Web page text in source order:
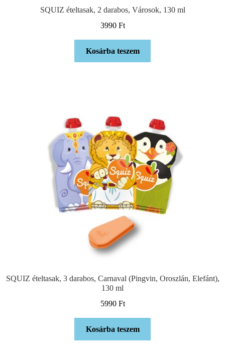
SQUIZ ételtasak, 2 darabos, Városok, 130 ml
3990 Ft
Kosárba teszem
SQUIZ ételtasak, 3 darabos, Carnaval (Pingvin, Oroszlán, Elefánt),
130 ml
5990 Ft
Kosárba teszem